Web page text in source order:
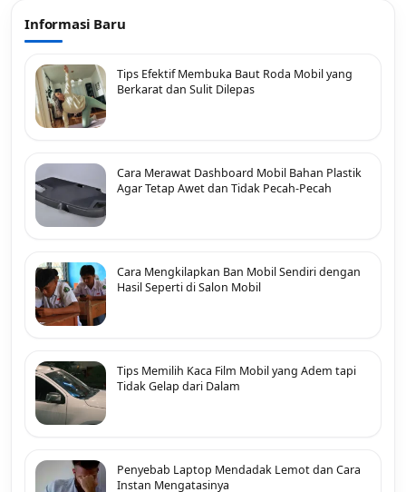
Informasi Baru
Tips Efektif Membuka Baut Roda Mobil yang
Berkarat dan Sulit Dilepas
Cara Merawat Dashboard Mobil Bahan Plastik
Agar Tetap Awet dan Tidak Pecah-Pecah
Cara Mengkilapkan Ban Mobil Sendiri dengan
Hasil Seperti di Salon Mobil
Tips Memilih Kaca Film Mobil yang Adem tapi
Tidak Gelap dari Dalam
Penyebab Laptop Mendadak Lemot dan Cara
Instan Mengatasinya